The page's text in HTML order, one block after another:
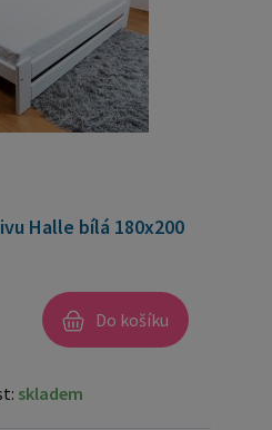
Halle bílá 180x200
Do košíku
skladem